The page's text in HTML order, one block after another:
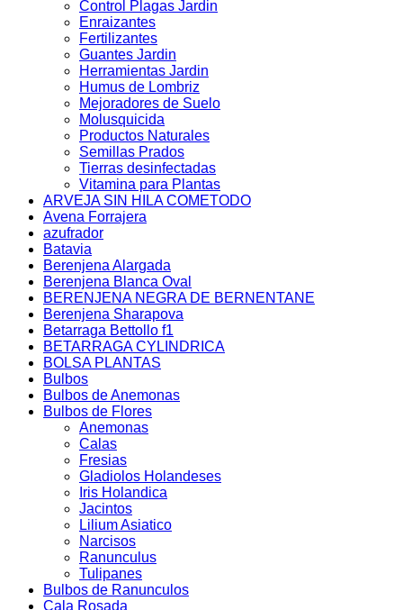
Control Plagas Jardin
Enraizantes
Fertilizantes
Guantes Jardin
Herramientas Jardin
Humus de Lombriz
Mejoradores de Suelo
Molusquicida
Productos Naturales
Semillas Prados
Tierras desinfectadas
Vitamina para Plantas
ARVEJA SIN HILA COMETODO
Avena Forrajera
azufrador
Batavia
Berenjena Alargada
Berenjena Blanca Oval
BERENJENA NEGRA DE BERNENTANE
Berenjena Sharapova
Betarraga Bettollo f1
BETARRAGA CYLINDRICA
BOLSA PLANTAS
Bulbos
Bulbos de Anemonas
Bulbos de Flores
Anemonas
Calas
Fresias
Gladiolos Holandeses
Iris Holandica
Jacintos
Lilium Asiatico
Narcisos
Ranunculus
Tulipanes
Bulbos de Ranunculos
Cala Rosada